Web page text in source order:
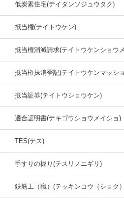
低炭素住宅(テイタンソジュウタク)
抵当権(テイトウケン)
抵当権消滅請求(テイトウケンショウ
抵当権抹消登記(テイトウケンマッシ
抵当証券(テイトウショウケン)
適合証明書(テキゴウショウメイショ)
TES(テス)
手すりの握り(テスリノニギリ)
鉄筋工（職）(テッキンコウ（ショク